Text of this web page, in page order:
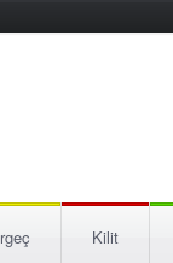
Kilit